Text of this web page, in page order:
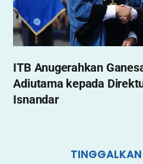
ITB Anugerahkan
Adiutama kepada
Isnandar